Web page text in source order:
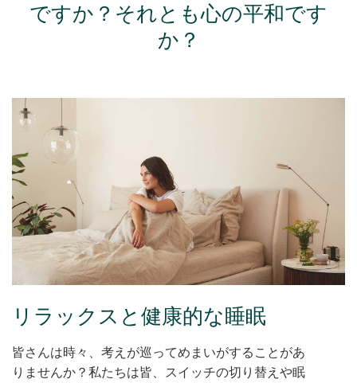
ですか？それとも心の平和です
か？
リラックスと健康的な睡眠
皆さんは時々、考えが巡ってめまいがすることがあ
りませんか？私たちは皆、スイッチの切り替えや眠